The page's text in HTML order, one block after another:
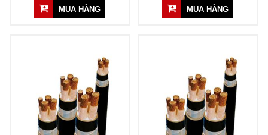
MUA HÀNG MUA HÀNG